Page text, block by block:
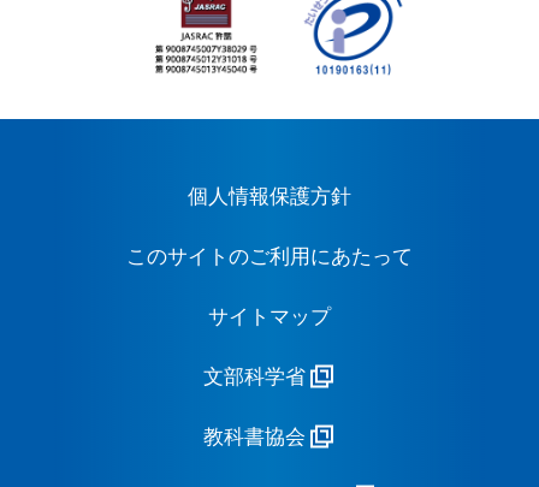
個人情報保護方針
このサイトのご利用にあたって
サイトマップ
文部科学省
教科書協会